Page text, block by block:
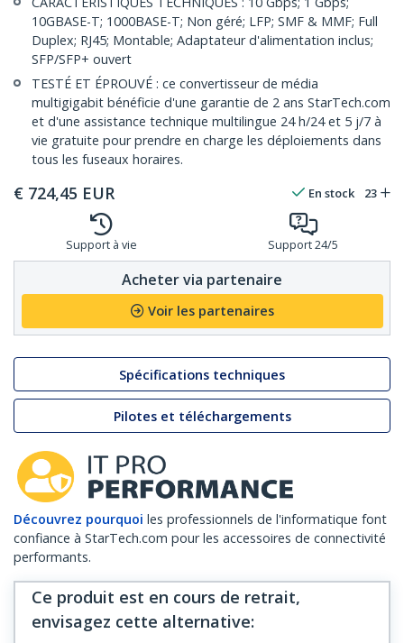
10GBASE-T; 1000BASE-T; Non géré; LFP; SMF & MMF; Full
Duplex; RJ45; Montable; Adaptateur d'alimentation inclus;
SFP/SFP+ ouvert
TESTÉ ET ÉPROUVÉ : ce convertisseur de média
multigigabit bénéficie d'une garantie de 2 ans StarTech.com
et d'une assistance technique multilingue 24 h/24 et 5 j/7 à
vie gratuite pour prendre en charge les déploiements dans
tous les fuseaux horaires.
€ 724,45 EUR En stock 23
Support à vie Support 24/5
Acheter via partenaire
Voir les partenaires
Spécifications techniques
Pilotes et téléchargements
Découvrez pourquoi les professionnels de l'informatique font
confiance à StarTech.com pour les accessoires de connectivité
performants.
Ce produit est en cours de retrait,
envisagez cette alternative: